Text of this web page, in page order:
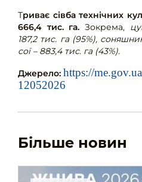
Триває сівба технічних
666,4 тис. га. Зокрема,
187,2 тис. га (95%),
сої – 883,4 тис. га (43%).
Джерело: https://
12052026
Більше новин